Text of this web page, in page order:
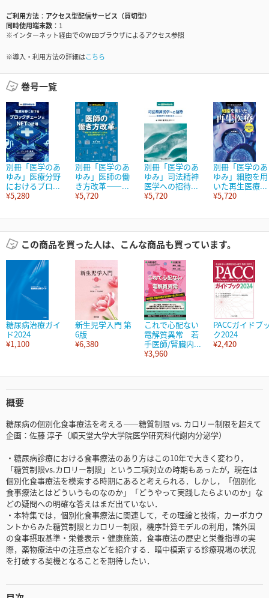
ご利用方法
アクセス型配信サービス（買切型）
同時使用端末数
1
※インターネット経由でのWEBブラウザによるアクセス参照
※導入・利用方法の詳細はこちら
巻号一覧
別冊「医学のあ
ゆみ」医療分野
におけるブロ...
¥5,280
別冊「医学のあ
ゆみ」医師の働
き方改革――...
¥5,720
別冊「医学のあ
ゆみ」司法精神
医学への招待...
¥5,720
別冊「医学のあ
ゆみ」細胞を用
いた再生医療...
¥5,720
この商品を買った人は、こんな商品も買っています。
糖尿病治療ガイ
ド2024
¥1,100
新生児学入門 第
6版
¥6,380
これで心配ない
電解質異常 若
手医師/腎臓内...
¥3,960
PACCガイドブ
ク2024
¥2,420
概要
糖尿病の個別化食事療法を考える――糖質制限 vs. カロリー制限を超えて
企画：佐藤 淳子（順天堂大学大学院医学研究科代謝内分泌学）
・糖尿病診療における食事療法のあり方はこの10年で大きく変わり，
「糖質制限vs.カロリー制限」という二項対立の時期もあったが，現在は
個別化食事療法を模索する時期にあると考えられる．しかし，「個別化
食事療法とはどういうものなのか」「どうやって実践したらよいのか」な
どの疑問への明確な答えはまだ出ていない．
・本特集では，個別化食事療法に関連して，その理論と技術，カーボカウ
ントからみた糖質制限とカロリー制限，機序計算モデルの利用，諸外国
の食事摂取基準・栄養表示・健康施策，食事療法の歴史と栄養指導の実
際，薬物療法中の注意点などを紹介する．暗中模索する診療現場の状況
を打破する契機となることを期待したい．